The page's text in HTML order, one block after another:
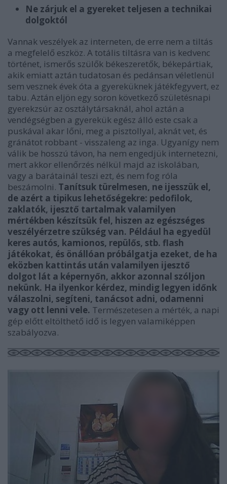
Ne zárjuk el a gyereket teljesen a technikai
dolgoktól
Vannak veszélyek az interneten, de erre nem a tiltás
a megfelelő eszköz. A totális tiltásra van is kedvenc
történet, ismerős szülők békeszeretők, békepártiak,
akik emiatt aztán tudatosan és pedánsan véletlenül
sem vesznek évek óta a gyereküknek játékfegyvert, ez
tabu. Aztán eljön egy soron következő születésnapi
gyerekzsúr az osztálytársaknál, ahol aztán a
vendégségben a gyerekük egész álló este csak a
puskával akar lőni, meg a pisztollyal, aknát vet, és
gránátot robbant - visszaleng az inga. Ugyanígy nem
válik be hosszú távon, ha nem engedjük internetezni,
mert akkor ellenőrzés nélkül majd az iskolában,
vagy a barátainál teszi ezt, és nem fog róla
beszámolni. Tanítsuk türelmesen, ne ijesszük el,
de azért a tipikus lehetőségekre: pedofilok,
zaklatók, ijesztő tartalmak valamilyen
mértékben készítsük fel, hiszen az egészséges
veszélyérzetre szükség van. Például ha egyedül
keres autós, kamionos, repülős, stb. flash
játékokat, és önállóan próbálgatja ezeket, de ha
eközben kattintás után valamilyen ijesztő
dolgot lát a képernyőn, akkor azonnal szóljon
nekünk. Ha ilyenkor kérdez, mindig legyen időnk
válaszolni, segíteni, tanácsot adni, odamenni
vagy ott lenni vele. Természetesen a mérték, a napi
gép előtt eltölthető idő is legyen valamiképpen
szabályozva.